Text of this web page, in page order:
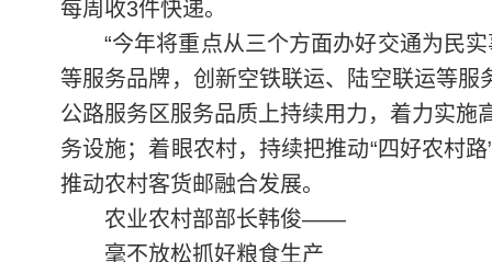
每周收3件快递。
“今年将重点从三个方面办好交通为民
等服务品牌，创新空铁联运、陆空联运等服
公路服务区服务品质上持续用力，着力实
务设施；着眼农村，持续把推动“四好农村
推动农村客货邮融合发展。
农业农村部部长韩俊——
毫不放松抓好粮食生产